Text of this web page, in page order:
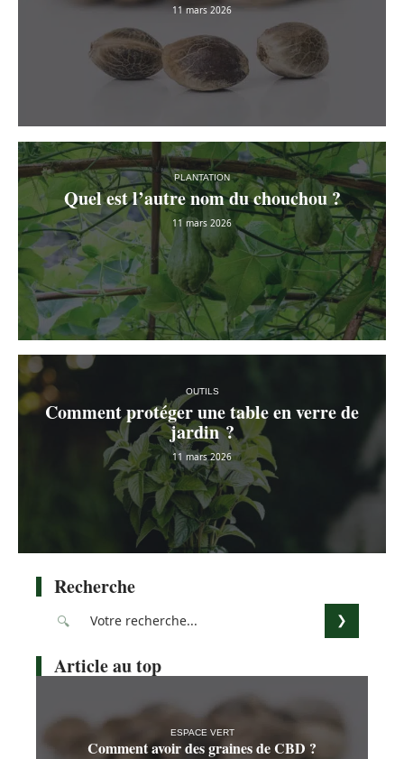
11 mars 2026
PLANTATION
Quel est l’autre nom du chouchou ?
11 mars 2026
OUTILS
Comment protéger une table en verre de
jardin ?
11 mars 2026
Recherche
Article au top
ESPACE VERT
Comment avoir des graines de CBD ?